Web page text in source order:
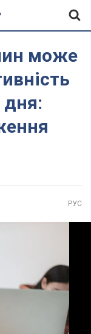
може
дня:
РУС